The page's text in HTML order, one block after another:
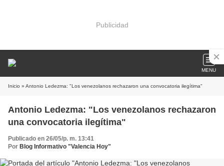
Publicidad
MENU
Inicio » Antonio Ledezma: "Los venezolanos rechazaron una convocatoria ilegítima"
Antonio Ledezma: "Los venezolanos rechazaron
una convocatoria ilegítima"
Publicado en 26/05/p. m. 13:41
Por Blog Informativo "Valencia Hoy"